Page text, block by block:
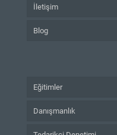
İletişim
Blog
Eğitimler
Danışmanlık